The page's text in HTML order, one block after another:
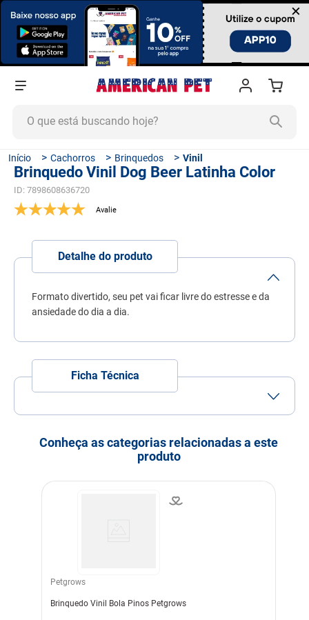
×
Cachorros Brinquedos Vinil
Brinquedo Vinil Dog Beer Latinha Color
ID: 7898608636720
Detalhe do produto
Formato divertido, seu pet vai ficar livre do estresse e da
ansiedade do dia a dia.
Ficha Técnica
Pequeno Médio
Grande
Idade AdultoFilhoteIdoso
Modo de uso
Importante brincar junto
para estimular o seu pet.
Sortidas
Conheça as categorias relacionadas a este
produto
Petgrows
Brinquedo Vinil Bola Pinos Petgrows
TERMOS MAIS BUSCADOS
1º
ração cachorro
areia
5º
ração
6º
ração úmida
8º
quatree
10º sachê gato